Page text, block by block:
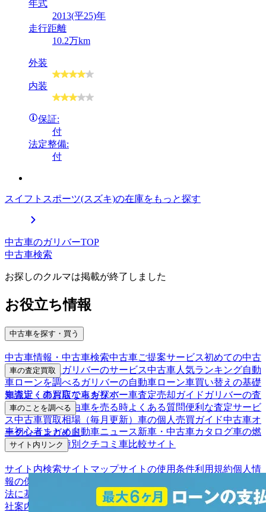
年式
2013(平25)年
走行距離
10.2万km
外装
内装
保証:
付
法定整備:
付
スイフトスポーツ(スズキ)の在庫をもっと探す
中古車のガリバーTOP
中古車検索
お探しのクルマは掲載が終了しました
お役立ち情報
中古車を探す・買う
中古車情報・中古車検索中古車ご提案サービス初めての中古
車購入ガイド
ガリバーのサービス中古車人気ランキング自動
車ローンを調べる ガリバーの自動車ローン車買い替えの基礎
知識近くのお店で車を探す
車の査定買取
車査定・車買取ならガリバー車査定売却ガイド ガリバーの査
定が選ばれる理由車を売る時よくある質問便利な査定サービ
ス中古車買取相場（毎月更新） 車の個人売買ガイド中古車オ
ークションガイド
車のことを調べる
車初心者まとめ自動車ニュース新車・中古車カタログ車の燃
費を調べる車種別クチコミ 車比較サイト
サイト内リンク
サイト内検索サイトマップサイトの使用条件利用規約個人情
報の保護について
法に基づく表示
アフィリエイトパートナー募集お客様の声会
社案内